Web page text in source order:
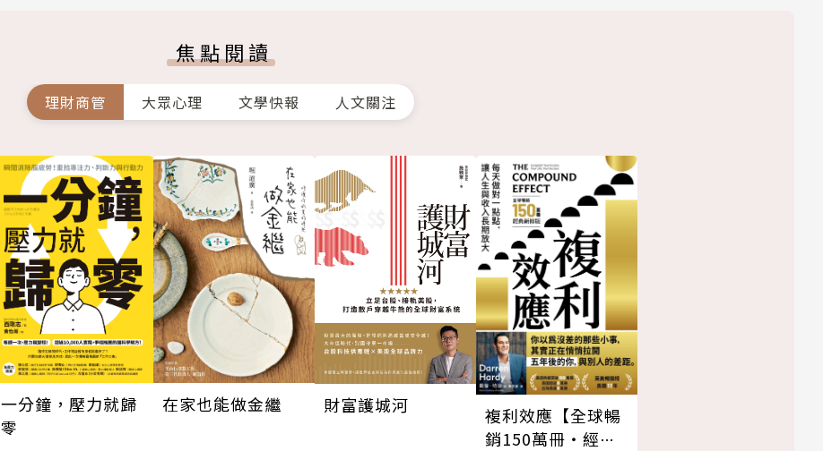
焦點閱讀
理財商管 大眾心理 文學快報 人文關注
一分鐘，壓力就歸
零
在家也能做金繼 財富護城河
複利效應【全球暢
銷150萬冊・經典